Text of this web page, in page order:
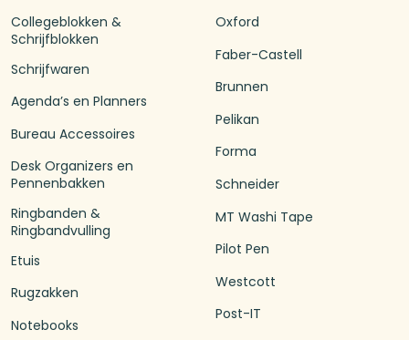
Collegeblokken &
Schrijfblokken
Schrijfwaren
Agenda’s en Planners
Bureau Accessoires
Desk Organizers en
Pennenbakken
Ringbanden &
Ringbandvulling
Etuis
Rugzakken
Notebooks
Oxford
Faber-Castell
Brunnen
Pelikan
Forma
Schneider
MT Washi Tape
Pilot Pen
Westcott
Post-IT